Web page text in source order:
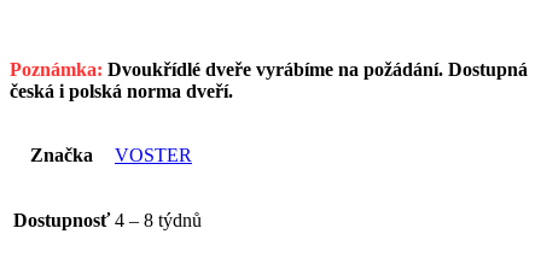
Poznámka: Dvoukřídlé dveře vyrábíme na požádání. Dostupná
česká i polská norma dveří.
Značka VOSTER
Dostupnosť 4 – 8 týdnů